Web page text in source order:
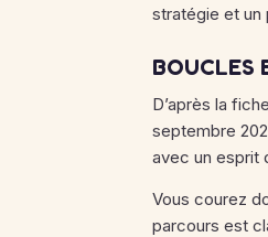
stratégie et un
BOUCLES
D’après la
septembre
avec un esprit
Vous courez
parcours est